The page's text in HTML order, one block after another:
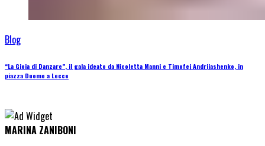
Blog
“La Gioia di Danzare”, il gala ideato da Nicoletta Manni e Timofej Andrijashenko, in
piazza Duomo a Lecce
MARINA ZANIBONI